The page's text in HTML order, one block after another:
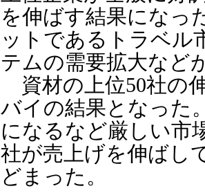
を伸ばす結果になっ
ットであるトラベル
テムの需要拡大など
資材の上位50社の
バイの結果となった
になるなど厳しい市
社が売上げを伸ばし
どまった。